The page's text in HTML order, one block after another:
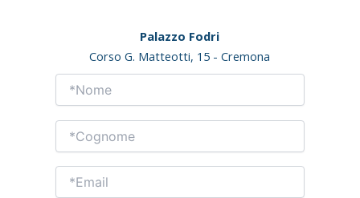
Palazzo Fodri
Corso G. Matteotti, 15 - Cremona